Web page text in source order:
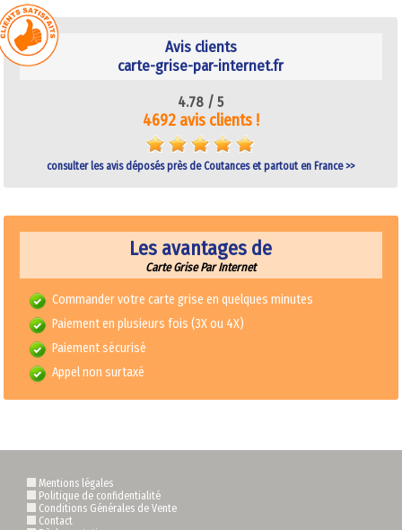
Avis clients
carte-grise-par-internet.fr
4.78 /5
4692 avis clients !
consulter les avis déposés près de Coutances et partout en France >>
Les avantages de
Carte Grise Par Internet
Commander votre carte grise en quelques minutes
Paiement en plusieurs fois (3X ou 4X)
Paiement sécurisé
Appel non surtaxé
Mentions légales
Politique de confidentialité
Conditions Générales de Vente
Contact